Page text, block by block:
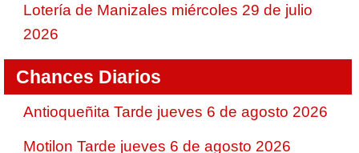
Lotería de Manizales miércoles 29 de julio
2026
Chances Diarios
Antioqueñita Tarde jueves 6 de agosto 2026
Motilon Tarde jueves 6 de agosto 2026